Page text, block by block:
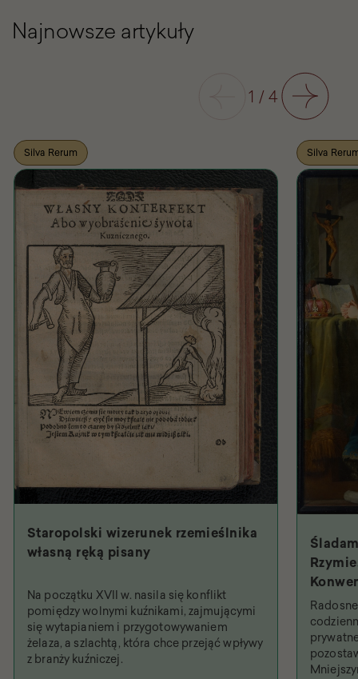
Najnowsze artykuły
1 /4 Następny
Silva Rerum
Staropolski wizerunek rzemieślnika
własną ręką pisany
Na początku XVII w. nasila się konflikt
pomiędzy wolnymi kuźnikami, zajmującymi
się wytapianiem i przygotowywaniem
żelaza, a szlachtą, która chce przejąć wpływy
z branży kuźniczej.
Silva